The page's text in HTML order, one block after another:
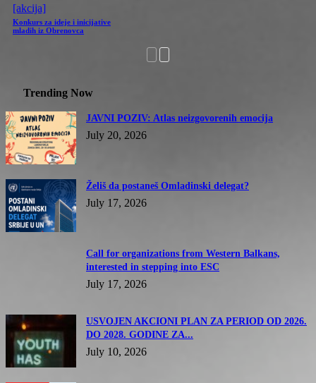
[akcija]
Konkurs za ideje i inicijative
mladih iz Obrenovca
Trending Now
JAVNI POZIV: Atlas neizgovorenih emocija
July 20, 2026
Želiš da postaneš Omladinski delegat?
July 17, 2026
Call for organizations from Western Balkans,
interested in stepping into ESC
July 17, 2026
USVOJEN AKCIONI PLAN ZA PERIOD OD 2026.
DO 2028. GODINE ZA...
July 10, 2026